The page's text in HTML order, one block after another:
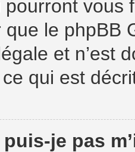
pourront vous
que le phpBB
et n’est
qui est
je pas